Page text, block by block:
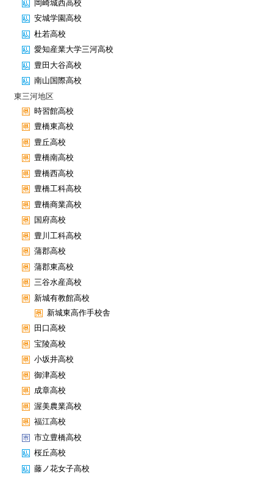
岡崎城西高校
安城学園高校
杜若高校
愛知産業大学三河高校
豊田大谷高校
南山国際高校
東三河地区
時習館高校
豊橋東高校
豊丘高校
豊橋南高校
豊橋西高校
豊橋工科高校
豊橋商業高校
国府高校
豊川工科高校
蒲郡高校
蒲郡東高校
三谷水産高校
新城有教館高校
新城東高作手校舎
田口高校
宝陵高校
小坂井高校
御津高校
成章高校
渥美農業高校
福江高校
市立豊橋高校
桜丘高校
藤ノ花女子高校